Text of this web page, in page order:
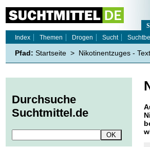
Index
Themen Drogen Sucht
Pfad: Startseite > Nikotinentzuges -
Durchsuche
Suchtmittel.de